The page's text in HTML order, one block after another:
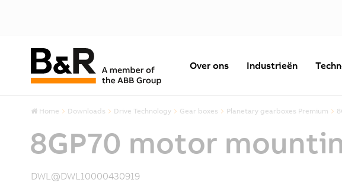
Over ons Industrieën
Home Downloads Drive Technology Gear boxes Planetary gearboxes Premium
8GP70 motor
DWL@DWL10000430919